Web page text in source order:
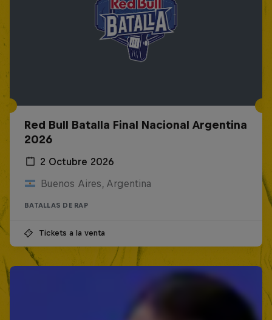
Red Bull Batalla Final Nacional Argentina
2026
2 Octubre 2026
Buenos Aires, Argentina
BATALLAS DE RAP
Tickets a la venta